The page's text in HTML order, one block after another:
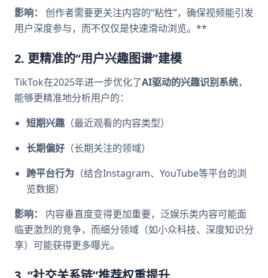
影响：
创作者需要更关注内容的“粘性”，确保视频能引发
用户深度参与，而不仅仅是快速滑动浏览。**
2. 更精准的“用户兴趣图谱”建模
TikTok在2025年进一步优化了AI驱动的兴趣识别系统，
能够更精准地分析用户的：
短期兴趣（最近观看的内容类型）
长期偏好 （长期关注的领域）
跨平台行为 （结合Instagram、YouTube等平台的浏
览数据）
影响：
内容垂直度变得更加重要，泛娱乐类内容可能面
临更激烈的竞争，而细分领域（如小众科技、深度知识分
享）可能获得更多曝光。